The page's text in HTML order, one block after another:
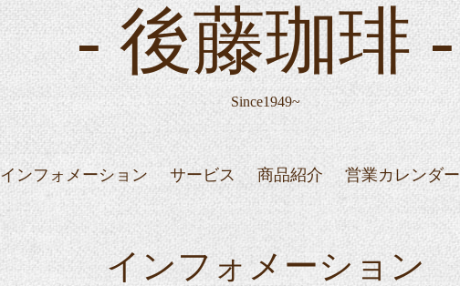
- 後藤珈琲 -
Since1949~
インフォメーション サービス 商品紹介 営業カレンダー
インフォメーション